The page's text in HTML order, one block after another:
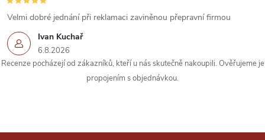
ý
p
i
Ivan Kuchař
6.8.2026
Velmi dobré jednání při reklamaci zaviněnou přepravní firmou
Recenze pocházejí od zákazníků, kteří u nás skutečně nakoupili. Ověřujeme je
propojením s objednávkou.